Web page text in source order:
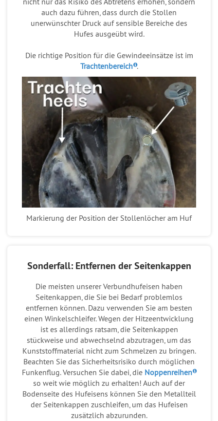
auch dazu führen, dass durch die Stollen
unerwünschter Druck auf sensible Bereiche des
Hufes ausgeübt wird.
Die richtige Position für die Gewindeeinsätze ist im
Trachtenbereich .
Markierung der Position der Stollenlöcher am Huf
Sonderfall: Entfernen der Seitenkappen
Die meisten unserer Verbundhufeisen haben
Seitenkappen, die Sie bei Bedarf problemlos
entfernen können. Dazu verwenden Sie am besten
einen Winkelschleifer. Wegen der Hitzeentwicklung
ist es allerdings ratsam, die Seitenkappen
stückweise und abwechselnd abzutragen, um das
Kunststoffmaterial nicht zum Schmelzen zu bringen.
Beachten Sie das Sicherheitsrisiko durch möglichen
Funkenflug. Versuchen Sie dabei, die Noppenreihen
so weit wie möglich zu erhalten! Auch auf der
Bodenseite des Hufeisens können Sie den Metallteil
der Seitenkappen zuschleifen, um das Hufeisen
zusätzlich abzurunden.